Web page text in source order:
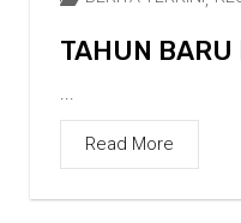
TAHUN
...
Read More